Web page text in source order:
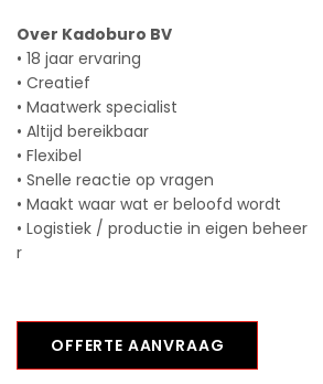
Over Kadoburo BV
• 18 jaar ervaring
• Creatief
• Maatwerk specialist
• Altijd bereikbaar
• Flexibel
• Snelle reactie op vragen
• Maakt waar wat er beloofd wordt
• Logistiek / productie in eigen beheer
r
OFFERTE AANVRAAG